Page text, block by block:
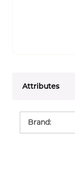
Attributes
Brand: